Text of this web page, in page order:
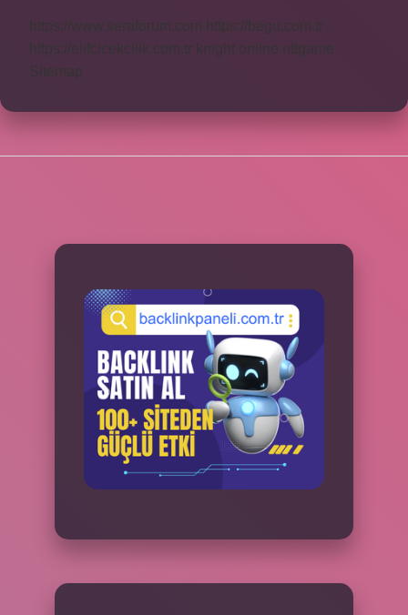
https://www.seraforum.com
https://begu.com.tr
https://elifcicekcilik.com.tr knight online
nttgame
Sitemap